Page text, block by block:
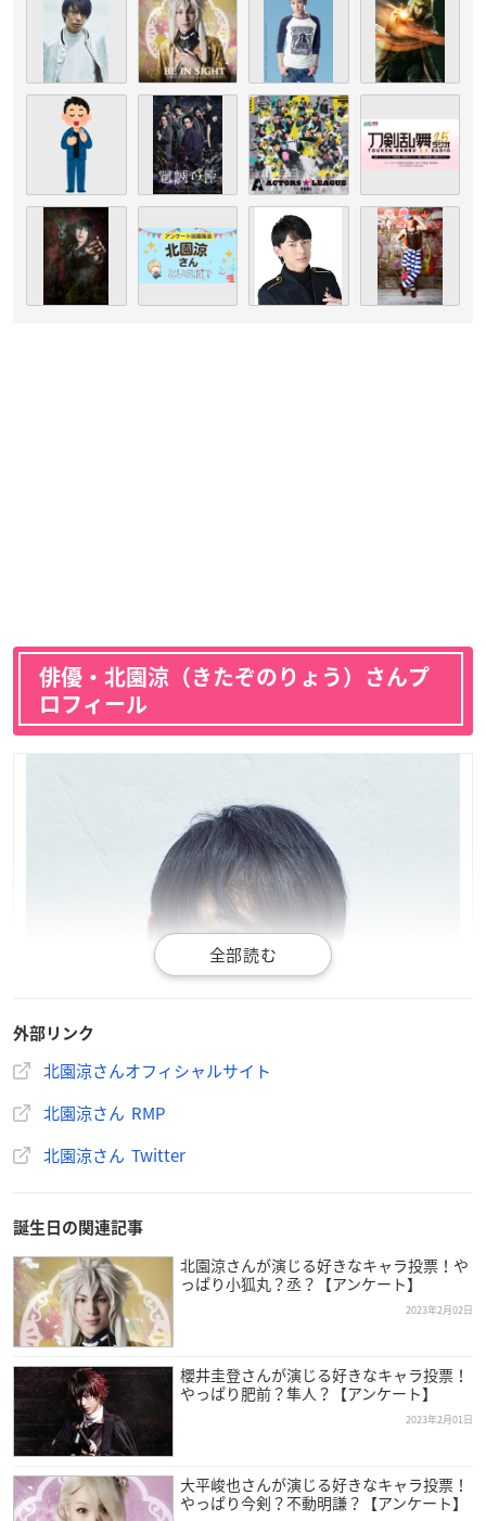
俳優・北園涼（きたぞのりょう）さんプ
ロフィール
（引用： 北園涼さんオフィシャル
北園涼さんは鹿児島県出身で、現在RMPに所属しており、今年
で31歳を迎えます。
外部リンク
北園涼さんオフィシャルサイト
北園涼さん RMP
北園涼さん Twitter
誕生日の関連記事
北園涼さんが演じる好きなキャラ投票！や
っぱり小狐丸？丞？【アンケート】
2023年2月02日
櫻井圭登さんが演じる好きなキャラ投票！
やっぱり肥前？隼人？【アンケート】
2023年2月01日
大平峻也さんが演じる好きなキャラ投票！
やっぱり今剣？不動明謙？【アンケート】